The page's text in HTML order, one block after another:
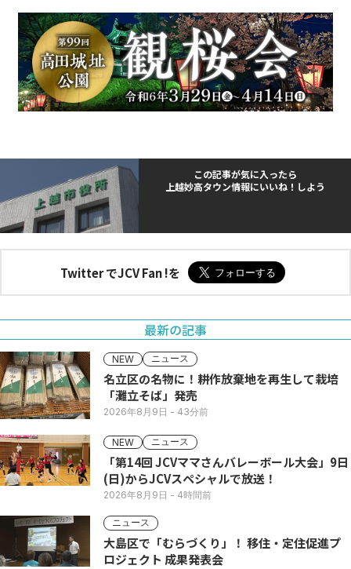
この記事が気に入ったら
上越妙高タウン情報にいいね！しよう
Twitter でJCV Fan !を
最新の記事
NEW ニュース
名立区の名物に！耕作放棄地を再生して栽培
「灘立そば」発売
2026年8月9日 - 43分前
NEW ニュース
「第14回 JCVママさんバレーボール大会」9日
(日)からJCVスペシャルで放送！
2026年8月9日 - 4時間前
ニュース
大島区で「むらづくり」！ 移住・定住促進プ
ロジェクト 成果発表会